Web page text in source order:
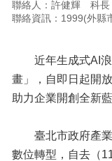
聯絡人：許健輝 科長
聯絡資訊：1999(外縣
近年生成式AI浪
畫」，自即日起開
助力企業開創全新
臺北市政府產業
數位轉型，自去（